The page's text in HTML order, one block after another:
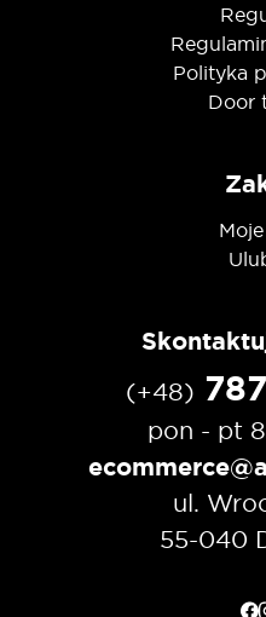
Polityka
Door
(+48)
pon - pt
ul.
55-040